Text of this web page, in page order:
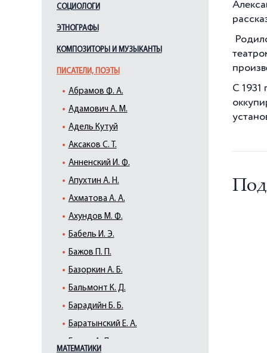
СОЦИОЛОГИ
ЭТНОГРАФЫ
КОМПОЗИТОРЫ И МУЗЫКАНТЫ
ПИСАТЕЛИ, ПОЭТЫ
Абрамов Ф. А.
Адамович А. М.
Адель Кутуй
Аксаков С. Т.
Анненский И. Ф.
Апухтин А. Н.
Ахматова А. А.
Ахундов М. Ф.
Бабель И. Э.
Бажов П. П.
Базоркин А. Б.
Бальмонт К. Д.
Барадийн Б. Б.
Баратынский Е. А.
МАТЕМАТИКИ
С 1931